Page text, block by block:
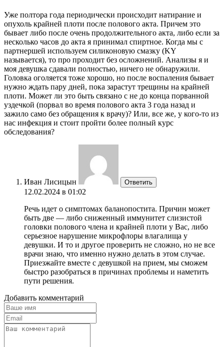
Уже полтора года периодически происходит натирание и
опухоль крайней плоти после полового акта. Причем это
бывает либо после очень продолжительного акта, либо если за
несколько часов до акта я принимал спиртное. Когда мы с
партнершей используем силиконовую смазку (KY
называется), то про проходит без осложнений. Анализы я и
моя девушка сдавали полностью, ничего не обнаружили.
Головка оголяется тоже хорошо, но после воспаления бывает
нужно ждать пару дней, пока зарастут трещины на крайней
плоти. Может ли это быть связано с не до конца порванной
уздечкой (порвал во время полового акта 3 года назад и
зажило само без обращения к врачу)? Или, все же, у кого-то из
нас инфекция и стоит пройти более полный курс
обследования?
Иван Лисицын Ответить
12.02.2024 в 01:02
Речь идет о симптомах баланопостита. Причин может
быть две — либо сниженный иммунитет слизистой
головки полового члена и крайней плоти у Вас, либо
серьезное нарушение микрофлоры влагалища у
девушки. И то и другое проверить не сложно, но не все
врачи знаю, что именно нужно делать в этом случае.
Приезжайте вместе с девушкой на прием, мы сможем
быстро разобраться в причинах проблемы и наметить
пути решения.
Добавить комментарий